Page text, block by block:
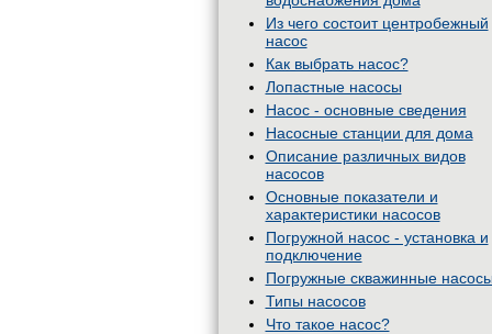
Из чего состоит центробежный
насос
Как выбрать насос?
Лопастные насосы
Насос - основные сведения
Насосные станции для дома
Описание различных видов
насосов
Основные показатели и
характеристики насосов
Погружной насос - установка и
подключение
Погружные скважинные
Типы насосов
Что такое насос?